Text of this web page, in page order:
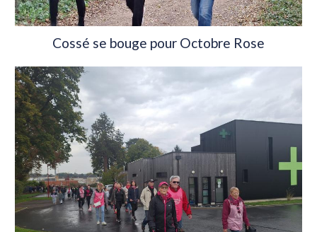
Cossé se bouge pour Octobre Rose